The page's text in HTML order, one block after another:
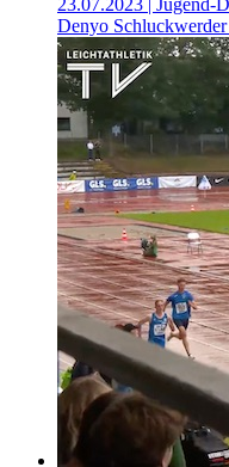
23.07.2023 | Jugend-
Denyo